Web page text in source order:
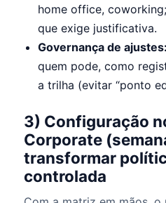
home office,
que exige justificativa.
Governança de ajustes:
quem pode, como
a trilha (evitar “ponto
3) Configuração
Corporate
transformar
controlada